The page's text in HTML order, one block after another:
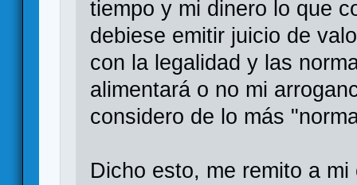
tiempo y mi dinero lo que
debiese emitir juicio de
con la legalidad y las
alimentará o no mi
considero de lo más
Dicho esto, me remito a